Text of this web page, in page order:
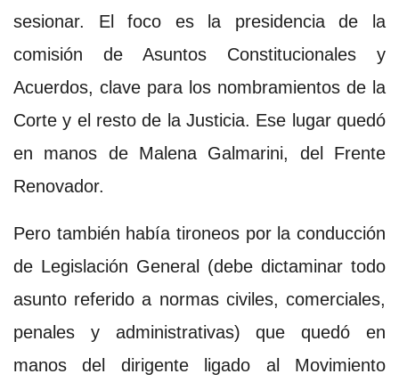
sesionar. El foco es la presidencia de la
comisión de Asuntos Constitucionales y
Acuerdos, clave para los nombramientos de la
Corte y el resto de la Justicia. Ese lugar quedó
en manos de Malena Galmarini, del Frente
Renovador.
Pero también había tironeos por la conducción
de Legislación General (debe dictaminar todo
asunto referido a normas civiles, comerciales,
penales y administrativas) que quedó en
manos del dirigente ligado al Movimiento